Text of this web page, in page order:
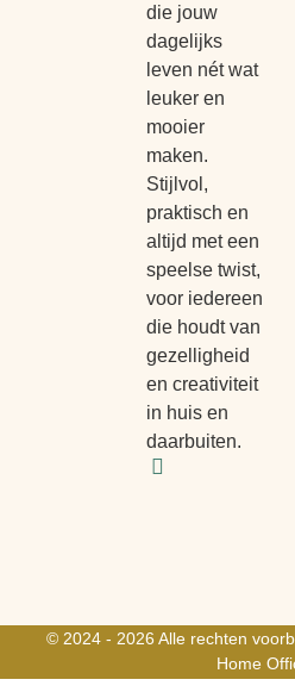
die jouw
dagelijks
leven nét wat
leuker en
mooier
maken.
Stijlvol,
praktisch en
altijd met een
speelse twist,
voor iedereen
die houdt van
gezelligheid
en creativiteit
in huis en
daarbuiten.
© 2024 - 2026 Alle rechten
Home